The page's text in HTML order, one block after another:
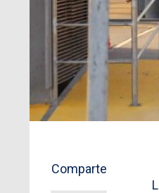
Comparte